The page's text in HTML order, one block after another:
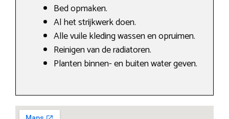
Bed opmaken.
Al het strijkwerk doen.
Alle vuile kleding wassen en opruimen.
Reinigen van de radiatoren.
Planten binnen- en buiten water geven.